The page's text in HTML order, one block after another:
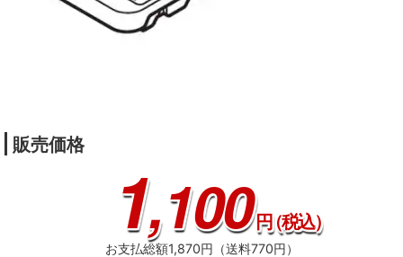
販売価格
1,100円（税込）
お支払総額1,870円（送料770円）